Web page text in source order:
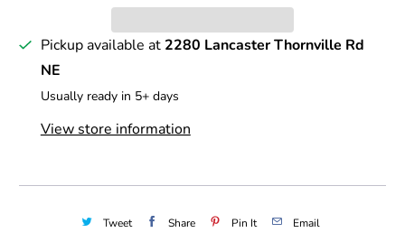
Pickup available at 2280 Lancaster Thornville Rd
NE
Usually ready in 5+ days
View store information
Tweet Share Pin It Email